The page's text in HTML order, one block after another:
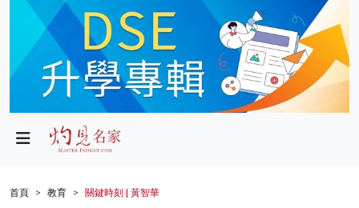
政局
財經
首頁 教育 關鍵時刻 | 黃智華